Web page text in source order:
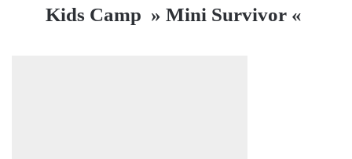
Kids Camp » Mini Survivor «